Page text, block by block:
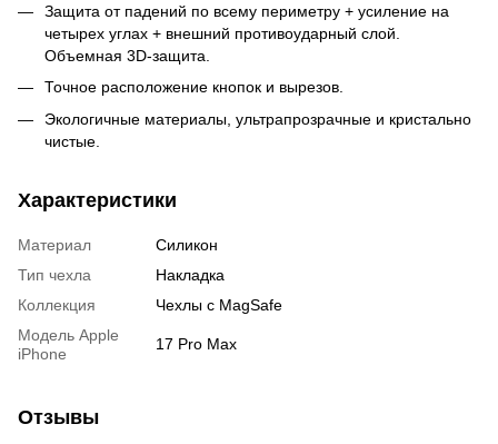
Защита от падений по всему периметру + усиление на
четырех углах + внешний противоударный слой.
Объемная 3D-защита.
Точное расположение кнопок и вырезов.
Экологичные материалы, ультрапрозрачные и кристально
чистые.
Характеристики
Материал
Силикон
Тип чехла
Накладка
Коллекция
Чехлы с MagSafe
Модель Apple
iPhone
17 Pro Max
Отзывы